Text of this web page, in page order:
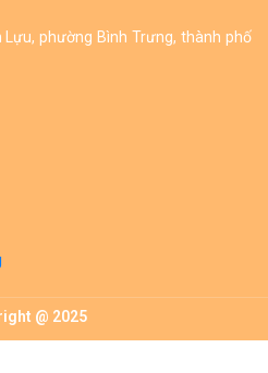
phường Bình Trưng, thành phố
@ 2025